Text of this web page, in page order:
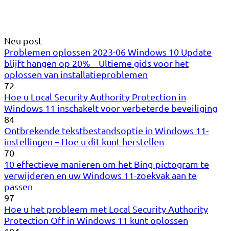
Neu post
Problemen oplossen 2023-06 Windows 10 Update
blijft hangen op 20% – Ultieme gids voor het
oplossen van installatieproblemen
72
Hoe u Local Security Authority Protection in
Windows 11 inschakelt voor verbeterde beveiliging
84
Ontbrekende tekstbestandsoptie in Windows 11-
instellingen – Hoe u dit kunt herstellen
70
10 effectieve manieren om het Bing-pictogram te
verwijderen en uw Windows 11-zoekvak aan te
passen
97
Hoe u het probleem met Local Security Authority
Protection Off in Windows 11 kunt oplossen